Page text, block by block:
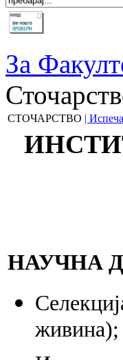
За
СТОЧАРСТВО |
НАУЧНА
живина);